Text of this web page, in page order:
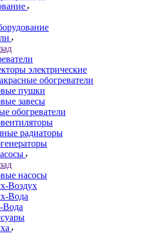
электрические
обогреватели
пушки
завесы
обогреватели
радиаторы
насосы
Воздух
Вода
Вода